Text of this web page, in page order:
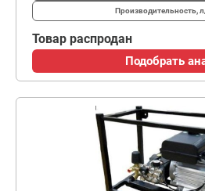
Производительность,
Товар распродан
Подобрать